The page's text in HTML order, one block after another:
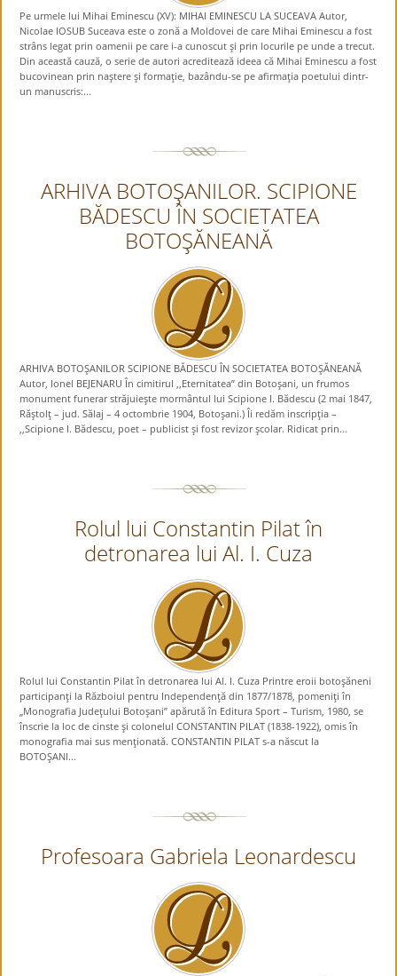
Pe urmele lui Mihai Eminescu (XV): MIHAI EMINESCU LA SUCEAVA Autor,
Nicolae IOSUB Suceava este o zonă a Moldovei de care Mihai Eminescu a fost
strâns legat prin oamenii pe care i-a cunoscut şi prin locurile pe unde a trecut.
Din această cauză, o serie de autori acreditează ideea că Mihai Eminescu a fost
bucovinean prin naştere şi formaţie, bazându-se pe afirmaţia poetului dintr-
un manuscris:...
ARHIVA BOTOŞANILOR. SCIPIONE
BĂDESCU ÎN SOCIETATEA
BOTOŞĂNEANĂ
ARHIVA BOTOŞANILOR SCIPIONE BĂDESCU ÎN SOCIETATEA BOTOŞĂNEANĂ
Autor, Ionel BEJENARU În cimitirul ,,Eternitatea” din Botoşani, un frumos
monument funerar străjuieşte mormântul lui Scipione I. Bădescu (2 mai 1847,
Răştolţ – jud. Sălaj – 4 octombrie 1904, Botoşani.) Îi redăm inscripţia –
,,Scipione I. Bădescu, poet – publicist şi fost revizor şcolar. Ridicat prin...
Rolul lui Constantin Pilat în
detronarea lui Al. I. Cuza
Rolul lui Constantin Pilat în detronarea lui Al. I. Cuza Printre eroii botoşăneni
participanţi la Războiul pentru Independenţă din 1877/1878, pomeniţi în
„Monografia Judeţului Botoşani” apărută în Editura Sport – Turism, 1980, se
înscrie la loc de cinste şi colonelul CONSTANTIN PILAT (1838-1922), omis în
monografia mai sus menţionată. CONSTANTIN PILAT s-a născut la
BOTOŞANI...
Profesoara Gabriela Leonardescu